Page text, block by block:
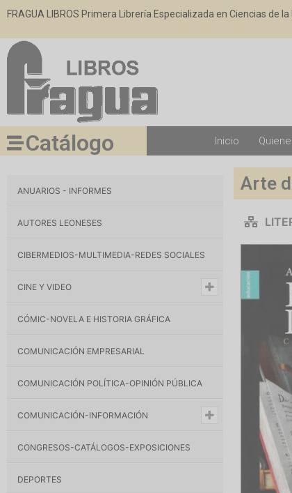
FRAGUA LIBROS Primera Librería Especializada en Ciencias de
Catálogo Inicio
ANUARIOS - INFORMES
AUTORES LEONESES
CIBERMEDIOS-MULTIMEDIA-REDES SOCIALES
CINE Y VIDEO
CÓMIC-NOVELA E HISTORIA GRÁFICA
COMUNICACIÓN EMPRESARIAL
COMUNICACIÓN POLÍTICA-OPINIÓN PÚBLICA
COMUNICACIÓN-INFORMACIÓN
CONGRESOS-CATÁLOGOS-EXPOSICIONES
DEPORTES
Arte